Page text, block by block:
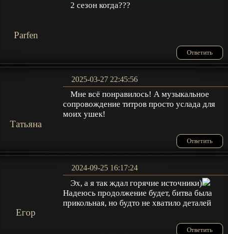
Parfen
2 сезон когда???
Ответить
Татьяна
2025-03-27 22:45:56
Мне всё понравилось! А музыкальное
сопровождение титров просто услада для
моих ушек!
Ответить
Егор
2024-09-25 16:17:24
Эх, а я так ждал горячие источники)
Надеюсь продолжение будет, битва была
прикольная, но будто не хватило деталей
Ответить